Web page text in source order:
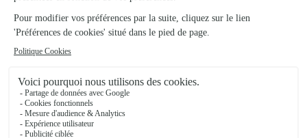
Trustpilot Échantillon d'avis clients fourni via Trustpilot.
les avis de la marque Interflora sur Trustpilot
Livraison de fleurs à Louvemont et autour
: les villes proches couvertes par le réseau